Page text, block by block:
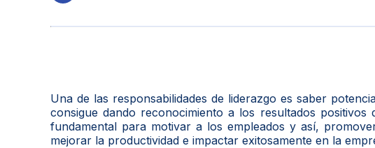
Una de las responsabilidades de liderazgo es saber
consigue dando reconocimiento a los resultados
fundamental para motivar a los empleados y así,
mejorar la productividad e impactar exitosamente en la